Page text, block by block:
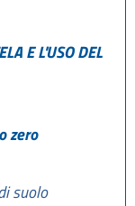
E L'USO DEL
zero
suolo